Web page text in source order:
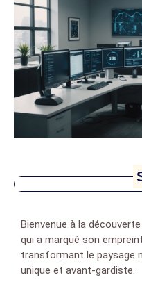
Bienvenue à la
qui a marqué son
transformant le paysage
unique et avant-gardiste.